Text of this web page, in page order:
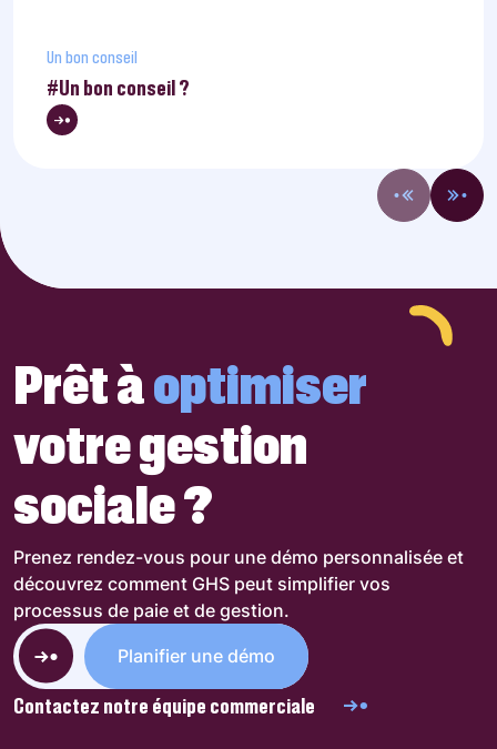
Un bon conseil
#Un bon conseil ?
Prêt àoptimiser
votre gestion
sociale ?
Prenez rendez-vous pour une démo personnalisée et
découvrez comment GHS peut simplifier vos
processus de paie et de gestion.
Planifier une démo
Contactez notre équipe commerciale